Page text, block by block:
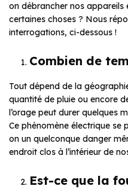
on débrancher nos appareils
certaines choses ? Nous
interrogations, ci-dessous !
Combien de
Tout dépend de la
quantité de pluie ou encore
l’orage peut durer quelques
Ce phénomène électrique se
on un quelconque danger
endroit clos à l’intérieur de
Est-ce que la